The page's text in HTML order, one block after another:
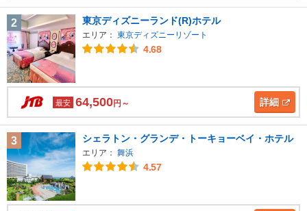
2 東京ディズニーランド(R)ホテル
エリア： 東京ディズニーリゾート
4.68
最安 64,500円～ 詳細
3 シェラトン・グランデ・トーキョーベイ・ホテル
エリア： 舞浜
4.57